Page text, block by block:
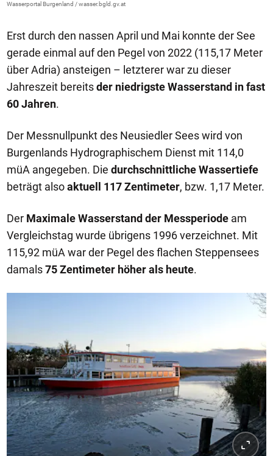
Wasserportal Burgenland / wasser.bgld.gv.at
Erst durch den nassen April und Mai konnte der See
gerade einmal auf den Pegel von 2022 (115,17 Meter
über Adria) ansteigen – letzterer war zu dieser
Jahreszeit bereitsder niedrigste Wasserstand in fast
60 Jahren.
Der Messnullpunkt des Neusiedler Sees wird von
Burgenlands Hydrographischem Dienst mit 114,0
müA angegeben. Die durchschnittliche Wassertiefe
beträgt alsoaktuell 117 Zentimeter, bzw. 1,17 Meter.
Der Maximale Wasserstand der Messperiode am
Vergleichstag wurde übrigens 1996 verzeichnet. Mit
115,92 müA war der Pegel des flachen Steppensees
damals75 Zentimeter höher als heute.